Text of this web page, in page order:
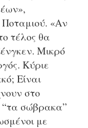
Ποταμιού. «Αν
τέλος θα
Μικρό
Κύριε
Είναι
στο
σώβρακα”
με